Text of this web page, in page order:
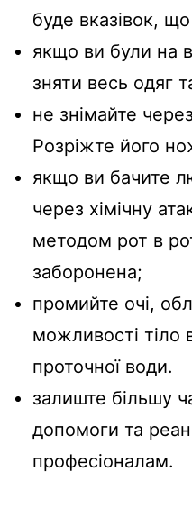
буде вказівок,
якщо ви були на
зняти весь одяг
не знімайте
Розріжте його
якщо ви бачите
через хімічну
методом рот в
заборонена;
промийте очі,
можливості тіло
проточної води.
залиште більшу
допомоги та
професіоналам.